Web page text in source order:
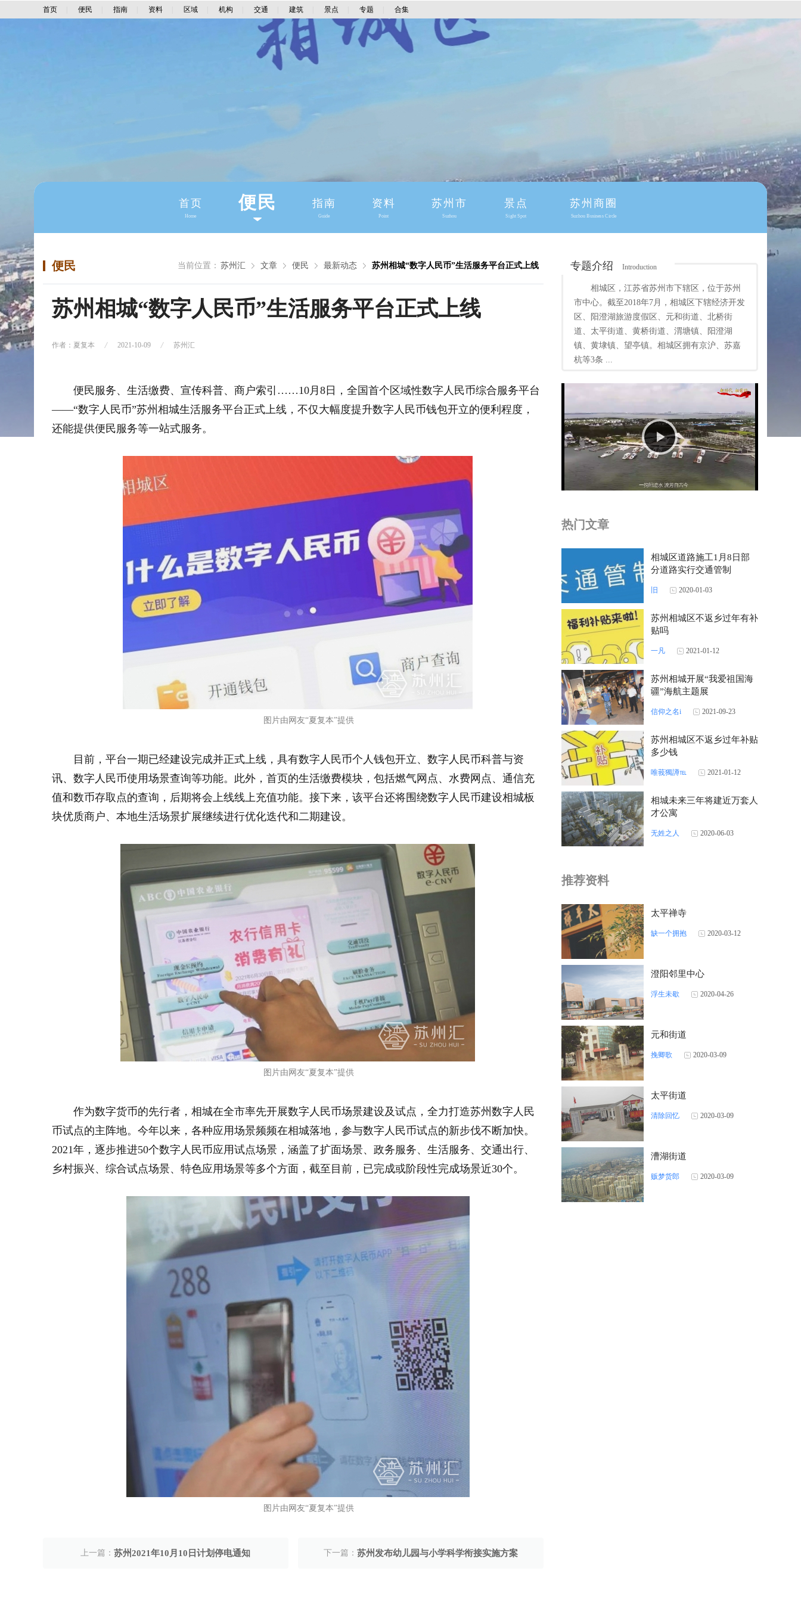
首页 便民 指南 资料 区域 机构 交通 建筑 景点 专题 合集
首页
Home
便民 指南
Guide
资料
Point
苏州市
Suzhou
景点
Sight Spot
苏州商圈
Suzhou Business Circle
便民 当前位置： 苏州汇 文章 便民 最新动态 苏州相城“数字人民币”生活服务平台正式上线
苏州相城“数字人民币”生活服务平台正式上线
作者：夏复本 2021-10-09 苏州汇
便民服务、生活缴费、宣传科普、商户索引……10月8日，全国首个区域性数字人民币综合服务平台
——“数字人民币”苏州相城生活服务平台正式上线，不仅大幅度提升数字人民币钱包开立的便利程度，
还能提供便民服务等一站式服务。
图片由网友“夏复本”提供
目前，平台一期已经建设完成并正式上线，具有数字人民币个人钱包开立、数字人民币科普与资
讯、数字人民币使用场景查询等功能。此外，首页的生活缴费模块，包括燃气网点、水费网点、通信充
值和数币存取点的查询，后期将会上线线上充值功能。接下来，该平台还将围绕数字人民币建设相城板
块优质商户、本地生活场景扩展继续进行优化迭代和二期建设。
图片由网友“夏复本”提供
作为数字货币的先行者，相城在全市率先开展数字人民币场景建设及试点，全力打造苏州数字人民
币试点的主阵地。今年以来，各种应用场景频频在相城落地，参与数字人民币试点的新步伐不断加快。
2021年，逐步推进50个数字人民币应用试点场景，涵盖了扩面场景、政务服务、生活服务、交通出行、
乡村振兴、综合试点场景、特色应用场景等多个方面，截至目前，已完成或阶段性完成场景近30个。
图片由网友“夏复本”提供
上一篇：苏州2021年10月10日计划停电通知 下一篇：苏州发布幼儿园与小学科学衔接实施方案
专题介绍 Introduction
相城区，江苏省苏州市下辖区，位于苏州
市中心。截至2018年7月，相城区下辖经济开发
区、阳澄湖旅游度假区、元和街道、北桥街
道、太平街道、黄桥街道、渭塘镇、阳澄湖
镇、黄埭镇、望亭镇。相城区拥有京沪、苏嘉
杭等3条 ...
Play
Video
热门文章
相城区道路施工1月8日部
分道路实行交通管制
旧 2020-01-03
苏州相城区不返乡过年有补
贴吗
一凡 2021-01-12
苏州相城开展“我爱祖国海
疆”海航主题展
信仰之名i 2021-09-23
苏州相城区不返乡过年补贴
多少钱
唯莪獨譐℡ 2021-01-12
相城未来三年将建近万套人
才公寓
无姓之人 2020-06-03
推荐资料
太平禅寺
缺一个拥抱 2020-03-12
澄阳邻里中心
浮生未歇 2020-04-26
元和街道
挽卿歌 2020-03-09
太平街道
清除回忆 2020-03-09
漕湖街道
贩梦货郎 2020-03-09